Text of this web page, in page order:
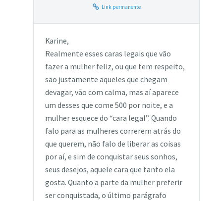
Link permanente
Karine,
Realmente esses caras legais que vão
fazer a mulher feliz, ou que tem respeito,
são justamente aqueles que chegam
devagar, vão com calma, mas aí aparece
um desses que come 500 por noite, e a
mulher esquece do “cara legal”. Quando
falo para as mulheres correrem atrás do
que querem, não falo de liberar as coisas
por aí, e sim de conquistar seus sonhos,
seus desejos, aquele cara que tanto ela
gosta. Quanto a parte da mulher preferir
ser conquistada, o último parágrafo